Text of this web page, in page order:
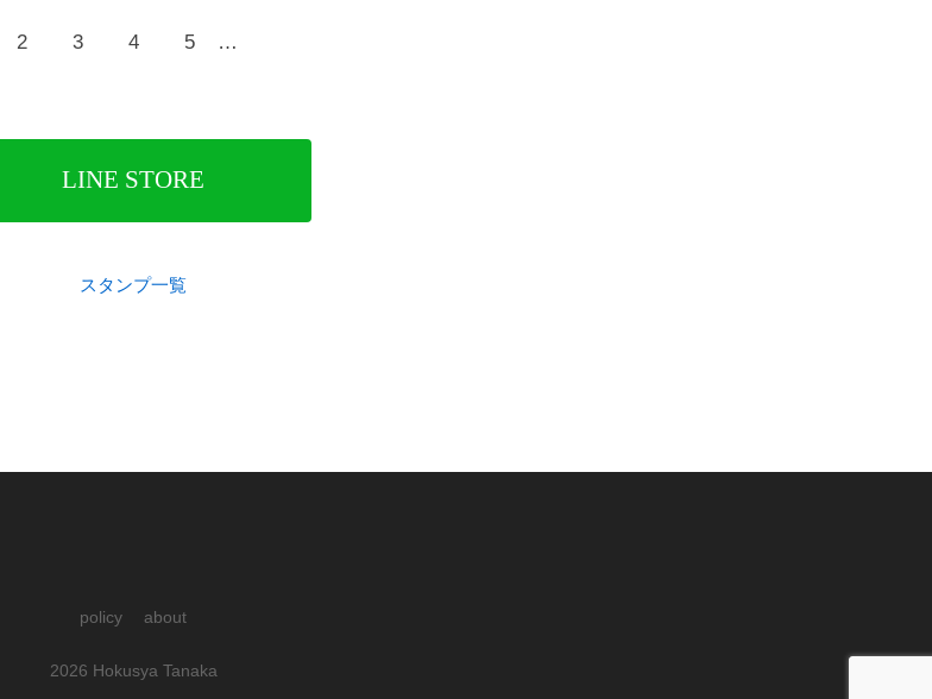
2 3 4 5 …
LINE STORE
スタンプ一覧
policy about
2026 Hokusya Tanaka